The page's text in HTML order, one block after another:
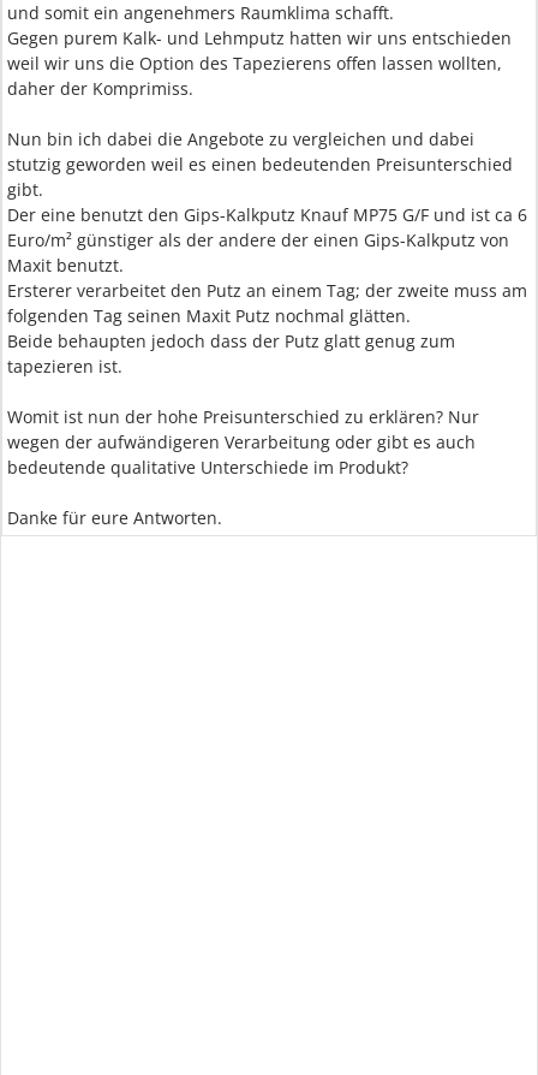
und somit ein angenehmers Raumklima schafft.
Gegen purem Kalk- und Lehmputz hatten wir uns entschieden
weil wir uns die Option des Tapezierens offen lassen wollten,
daher der Komprimiss.
Nun bin ich dabei die Angebote zu vergleichen und dabei
stutzig geworden weil es einen bedeutenden Preisunterschied
gibt.
Der eine benutzt den Gips-Kalkputz Knauf MP75 G/F und ist ca 6
Euro/m² günstiger als der andere der einen Gips-Kalkputz von
Maxit benutzt.
Ersterer verarbeitet den Putz an einem Tag; der zweite muss am
folgenden Tag seinen Maxit Putz nochmal glätten.
Beide behaupten jedoch dass der Putz glatt genug zum
tapezieren ist.
Womit ist nun der hohe Preisunterschied zu erklären? Nur
wegen der aufwändigeren Verarbeitung oder gibt es auch
bedeutende qualitative Unterschiede im Produkt?
Danke für eure Antworten.